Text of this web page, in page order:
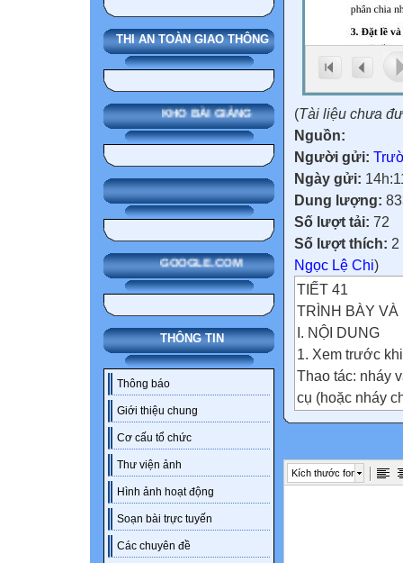
THI AN TOÀN GIAO THÔNG
KHO BÀI GIẢNG
GOOGLE.COM
THÔNG TIN
Thông báo
Giới thiệu chung
Cơ cấu tổ chức
Thư viện ảnh
Hình ảnh hoạt động
Soạn bài trực tuyến
Các chuyên đề
(Tài liệu chưa
Nguồn:
Người gửi:
Ngày gửi:
Dung lượng:
Số lượt tải: 72
Số lượt thích:
Ngọc Lệ Chi)
TIẾT 41
TRÌNH BÀY VÀ
I. NỘI DUNG
1. Xem trước
Thao tác: nháy
cụ (hoặc nháy
thoại
Kích thước font